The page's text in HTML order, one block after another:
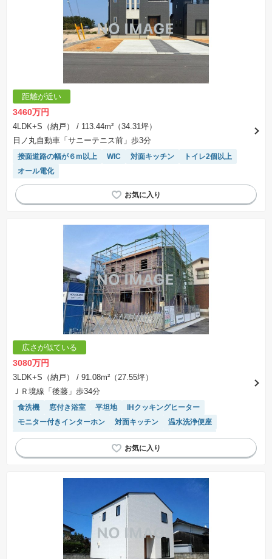
距離が近い
3460万円
4LDK+S（納戸）
/ 113.44m²（34.31坪）
日ノ丸自動車「サニーテニス前」歩3分
接面道路の幅が６m以上 WIC 対面キッチン
トイレ2個以上
オール電化
広さが似ている
3080万円
3LDK+S（納戸）
/ 91.08m²（27.55坪）
ＪＲ境線「後藤」歩34分
食洗機 窓付き浴室 平坦地
IHクッキングヒーター
モニター付きインターホン
対面キッチン
温水洗浄便座
浴室乾燥機
閑静な住宅地 トイレ2個以上
オール電化
システムキッチン